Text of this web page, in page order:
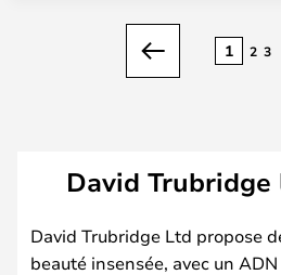
Précédent
1 2 3
David
David Trubridge Ltd propose
beauté insensée, avec un